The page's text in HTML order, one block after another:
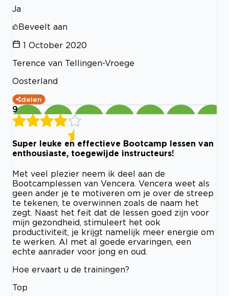
Ja
Beveelt aan
1 October 2020
Terence van Tellingen-Vroege
Oosterland
delen
9
Super leuke en effectieve Bootcamp lessen van
enthousiaste, toegewijde instructeurs!
Met veel plezier neem ik deel aan de
Bootcamplessen van Vencera. Vencera weet als
geen ander je te motiveren om je over de streep
te tekenen, te overwinnen zoals de naam het
zegt. Naast het feit dat de lessen goed zijn voor
mijn gezondheid, stimuleert het ook
productiviteit, je krijgt namelijk meer energie om
te werken. Al met al goede ervaringen, een
echte aanrader voor jong en oud.
Hoe ervaart u de trainingen?
Top